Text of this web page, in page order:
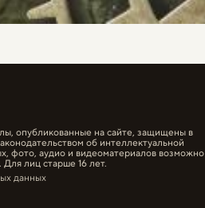
опубликованные на сайте, защищены в
об интеллектуальной
фото, аудио и видеоматериалов возможно
лиц старше 16 лет.
данных